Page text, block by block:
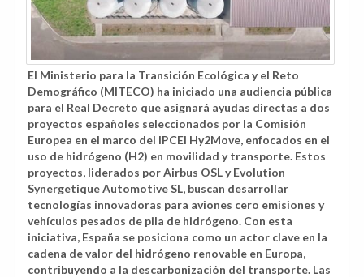
El Ministerio para la Transición Ecológica y el Reto
Demográfico (MITECO) ha iniciado una audiencia pública
para el Real Decreto que asignará ayudas directas a dos
proyectos españoles seleccionados por la Comisión
Europea en el marco del IPCEI Hy2Move, enfocados en el
uso de hidrógeno (H2) en movilidad y transporte. Estos
proyectos, liderados por Airbus OSL y Evolution
Synergetique Automotive SL, buscan desarrollar
tecnologías innovadoras para aviones cero emisiones y
vehículos pesados de pila de hidrógeno. Con esta
iniciativa, España se posiciona como un actor clave en la
cadena de valor del hidrógeno renovable en Europa,
contribuyendo a la descarbonización del transporte. Las